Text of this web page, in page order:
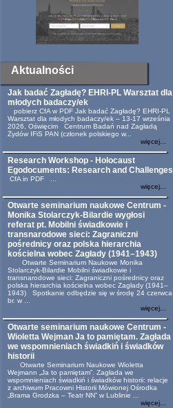
Aktualności
Jak badać Zagładę? EHRI-PL Warsztat dla
młodych badaczy/ek
pobierz CfA w PDF Jak badać Zagładę? EHRI-PL
Warsztat dla młodych badaczy/ek – 13-17 września
2026, Oświęcim Centrum Badań nad Zagładą
Żydów IFiS PAN (członek polskiego w...
więcej...
Research Workshop - Holocaust
Egodocuments: Research and Challenges
CfA in PDF ...
więcej...
Otwarte seminarium naukowe Centrum -
Monika Stolarczyk-Bilardie wygłosi
referat pt. Mobilni świadkowie i
transnarodowe sieci: Zagraniczni
pośrednicy oraz polska hierarchia
kościelna wobec Zagłady (1941–1943)
Otwarte Seminarium Naukowe Monika
Stolarczyk-Bilardie Mobilni świadkowie i
transnarodowe sieci: Zagraniczni pośrednicy oraz
polska hierarchia kościelna wobec Zagłady (1941–
1943) Spotkanie odbędzie się w środę 24 czerwca
br. w ...
więcej...
Otwarte seminarium naukowe Centrum -
Wioletta Wejman Ja to pamiętam. Zagłada
we wspomnieniach świadkiń i świadków
historii
Otwarte Seminarium Naukowe Wioletta
Wejmann „Ja to pamiętam”. Zagłada we
wspomnieniach świadkiń i świadków historii: relacje
z archiwum Pracowni Historii Mówionej Ośrodka
„Brama Grodzka – Teatr NN” w Lublinie ...
więcej...